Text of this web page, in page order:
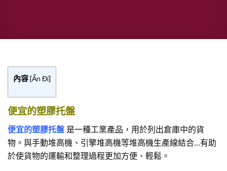
內容[Ẩn Đi]
便宜的塑膠托盤
便宜的塑膠托盤 是一種工業產品，用於列出倉庫中的貨
物。與手動堆高機、引擎堆高機等堆高機生產線結合...有助
於使貨物的運輸和整理過程更加方便、輕鬆。